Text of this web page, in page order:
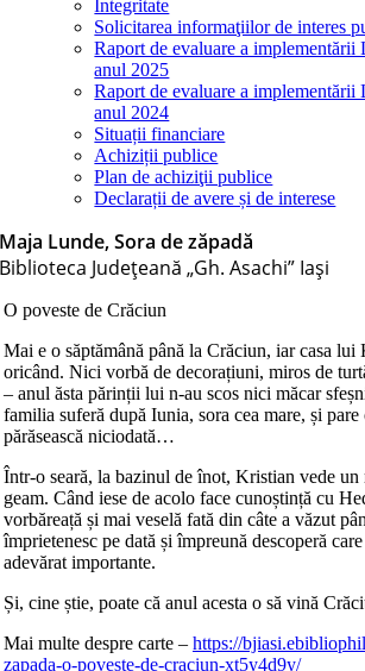
Integritate
Solicitarea informaţiilor de interes
Raport de evaluare a
anul 2025
Raport de evaluare a
anul 2024
Situații financiare
Achiziții publice
Plan de achiziţii publice
Declarații de avere și de interese
Maja Lunde, Sora de zăpadă
Biblioteca Judeţeană „Gh. Asachi” Iaşi
O poveste de Crăciun
Mai e o săptămână până la Crăciun, iar casa lui
oricând. Nici vorbă de decorațiuni, miros de
– anul ăsta părinții lui n-au scos nici măcar
familia suferă după Iunia, sora cea mare, și pare
părăsească niciodată…
Într-o seară, la bazinul de înot, Kristian vede
geam. Când iese de acolo face cunoștință cu
vorbăreață și mai veselă fată din câte a văzut
împrietenesc pe dată și împreună descoperă
adevărat importante.
Și, cine știe, poate că anul acesta o să vină
Mai multe despre carte – https://
zapada-o-poveste-de-craciun-xt5y4d9y/